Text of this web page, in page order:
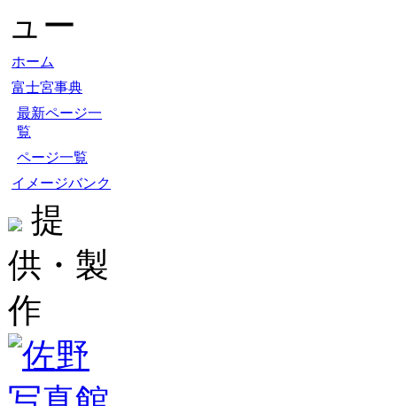
ュー
ホーム
富士宮事典
最新ページ一
覧
ページ一覧
イメージバンク
提
供・製
作